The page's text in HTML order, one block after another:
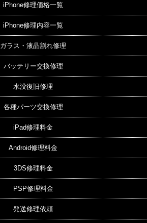
iPhone修理価格一覧
iPhone修理内容一覧
ガラス・液晶割れ修理
バッテリー交換修理
水没復旧修理
各種パーツ交換修理
iPad修理料金
Android修理料金
3DS修理料金
PSP修理料金
発送修理依頼